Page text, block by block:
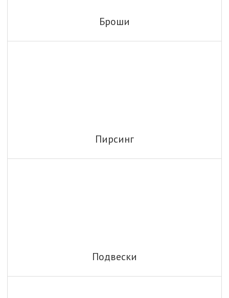
Броши
Пирсинг
Подвески